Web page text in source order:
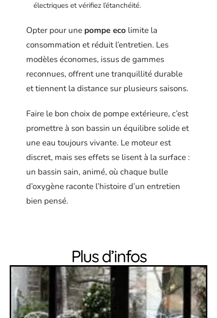
électriques et vérifiez l’étanchéité.
Opter pour une pompe eco limite la
consommation et réduit l’entretien. Les
modèles économes, issus de gammes
reconnues, offrent une tranquillité durable
et tiennent la distance sur plusieurs saisons.
Faire le bon choix de pompe extérieure, c’est
promettre à son bassin un équilibre solide et
une eau toujours vivante. Le moteur est
discret, mais ses effets se lisent à la surface :
un bassin sain, animé, où chaque bulle
d’oxygène raconte l’histoire d’un entretien
bien pensé.
Plus d’infos